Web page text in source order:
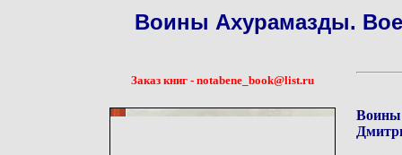
Воины Ахурамазды.
Заказ книг - notabene_book@list.ru
Воины